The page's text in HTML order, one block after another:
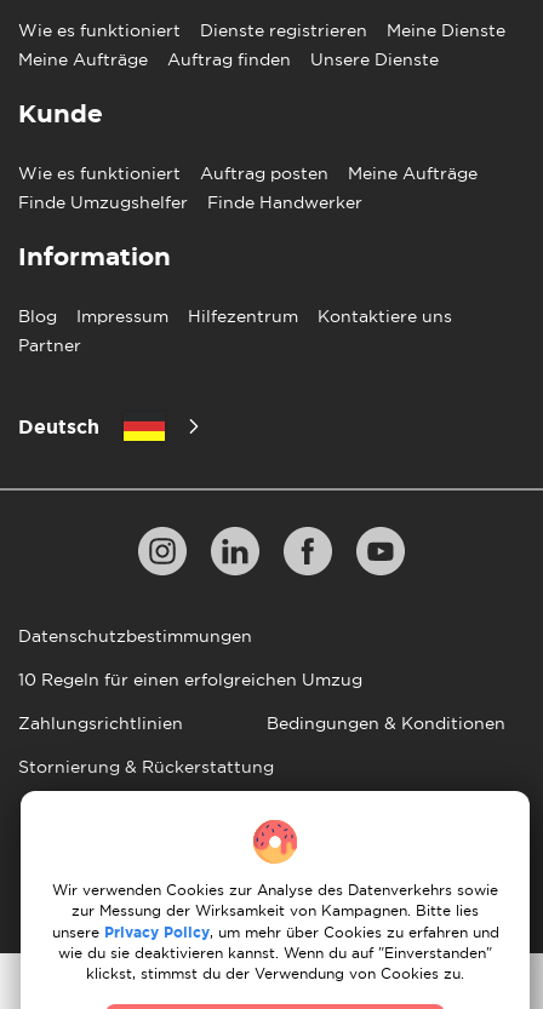
Wie es funktioniert Dienste registrieren
Meine Dienste
Meine Aufträge
Auftrag finden Unsere Dienste
Kunde
Wie es funktioniert Auftrag posten
Meine Aufträge
Finde Umzugshelfer
Finde Handwerker
Information
Blog Impressum Hilfezentrum
Kontaktiere uns
Partner
Deutsch
© 2026 Moovick. Wir verwenden Stockfotos aus
verschiedenen Quellen. Einige Inhalte können Affiliate-
beeinträchtigt, aber Wachstumschancen bietet.
Datenschutzbestimmungen
10 Regeln für einen erfolgreichen Umzug
Zahlungsrichtlinien Bedingungen & Konditionen
Stornierung & Rückerstattung
Wir verwenden Cookies zur Analyse des Datenverkehrs sowie
zur Messung der Wirksamkeit von Kampagnen. Bitte lies
unsere Privacy Policy, um mehr über Cookies zu erfahren und
wie du sie deaktivieren kannst. Wenn du auf "Einverstanden"
klickst, stimmst du der Verwendung von Cookies zu.